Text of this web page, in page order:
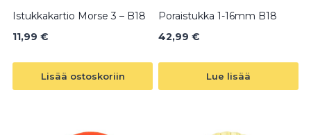
Istukkakartio Morse 3 – B18
11,99 €
Lisää ostoskoriin
Poraistukka 1-16mm B18
42,99 €
Lue lisää